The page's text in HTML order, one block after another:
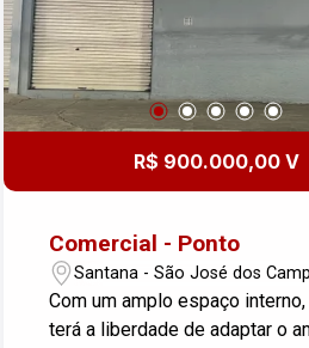
R$ 900.000,00 V
Comercial - Ponto
Santana - São José dos
Com um amplo espaço
terá a liberdade de adaptar o